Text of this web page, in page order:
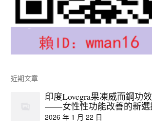
近期文章
印度Lovegra果凍威而鋼功
——女性性功能改善的新選
2026 年 1 月 22 日